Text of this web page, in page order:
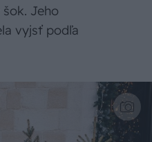
Jeho
vyjsť podľa